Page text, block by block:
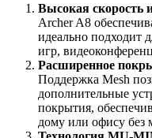
Высокая скорость
Archer A8
идеально подходит
игр,
Расширенное
Поддержка Mesh
дополнительные
покрытия,
дому или офису без